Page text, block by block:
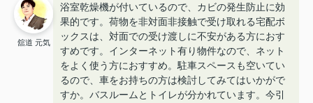
舘道 元気
浴室乾燥機が付いているので、カビの発生防止に効
果的です。荷物を非対面非接触で受け取れる宅配ボ
ックスは、対面での受け渡しに不安がある方におす
すめです。インターネット有り物件なので、ネット
をよく使う方におすすめ。駐車スペースも空いてい
るので、車をお持ちの方は検討してみてはいかがで
すか。バスルームとトイレが分かれています。今引